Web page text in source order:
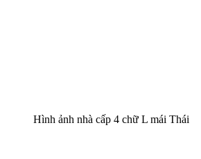
Hình ảnh nhà cấp 4 chữ L mái Thái